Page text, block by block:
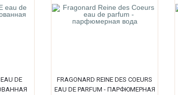
DE
FRAGONARD REINE DES COEURS
EAU DE PARFUM - ПАРФЮМЕРНАЯ